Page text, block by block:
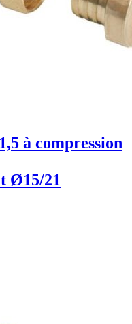
à compression
Ø15/21